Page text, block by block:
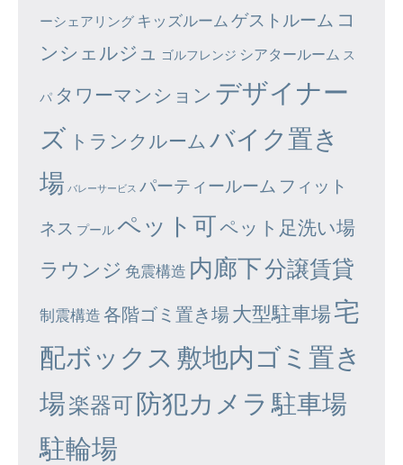
ーシェアリング キッズルーム ゲストルーム コ
ンシェルジュ
ゴルフレンジ シアタールーム ス
パ タワーマンション デザイナー
ズ トランクルーム バイク置き
場 バレーサービス パーティールーム フィット
ネス プール ペット可ペット足洗い場
ラウンジ 免震構造 内廊下分譲賃貸
制震構造 各階ゴミ置き場大型駐車場宅
配ボックス 敷地内ゴミ置き
場楽器可防犯カメラ 駐車場
駐輪場